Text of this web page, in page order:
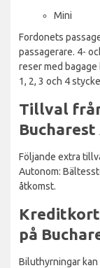
Mini
Fordonets
passagerare. 4-
reser med
1, 2, 3 och 4
Tillval
Följande extra
Autonom:
åtkomst.
Kreditkort
på
Biluthyrningar